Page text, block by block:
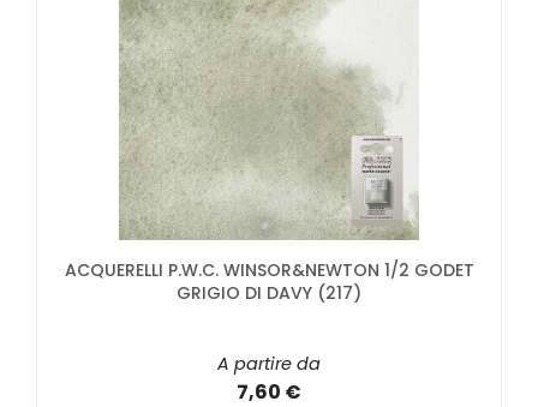
ACQUERELLI P.W.C. WINSOR&NEWTON 1/2 GODET
GRIGIO DI DAVY (217)
A partire da
7,60 €